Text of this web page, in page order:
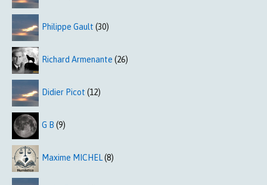
Philippe Gault (30)
Richard Armenante (26)
Didier Picot (12)
G B (9)
Maxime MICHEL(8)